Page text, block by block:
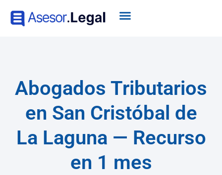
Abogados Tributarios
en San Cristóbal de
La Laguna — Recurso
en 1 mes